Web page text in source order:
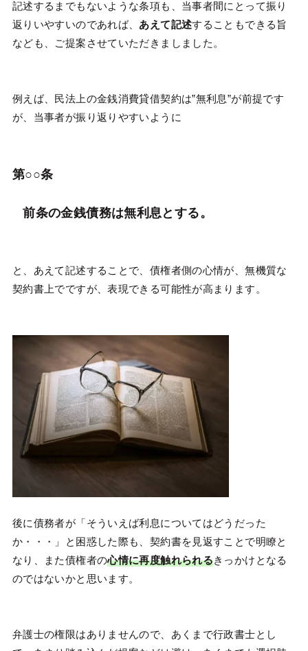
記述するまでもないような条項も、当事者間にとって振り
返りいやすいのであれば、 あえて記述することもできる旨
なども、ご提案させていただきましました。
例えば、民法上の金銭消費貸借契約は”無利息”が前提です
が、当事者が振り返りやすいように
第○○条
前条の金銭債務は無利息とする。
と、あえて記述することで、債権者側の心情が、無機質な
契約書上でですが、表現できる可能性が高まります。
後に債務者が「そういえば利息についてはどうだった
か・・・」と困惑した際も、契約書を見返すことで明瞭と
なり、また債権者の心情に再度触れられるきっかけとなる
のではないかと思います。
弁護士の権限はありませんので、あくまで行政書士とし